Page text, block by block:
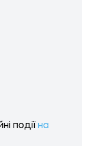
події на